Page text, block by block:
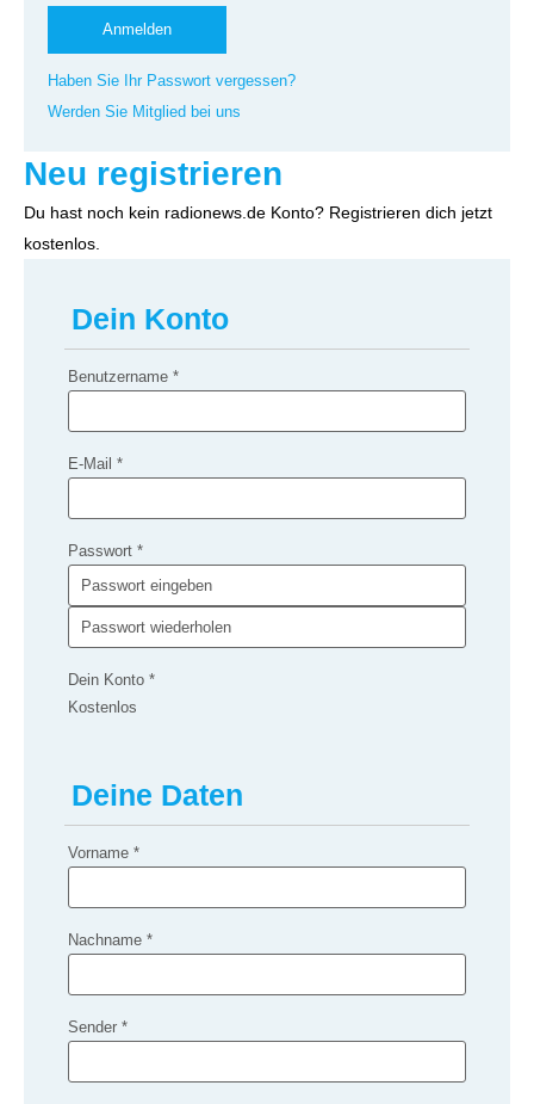
Haben Sie Ihr Passwort vergessen?
Werden Sie Mitglied bei uns
Neu registrieren
Du hast noch kein radionews.de Konto? Registrieren dich jetzt
kostenlos.
Dein Konto
Benutzername*
E-Mail*
Passwort*
Dein Konto*
Kostenlos
Deine Daten
Vorname*
Nachname*
Sender*